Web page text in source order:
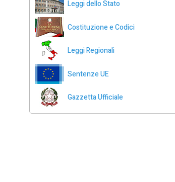
Leggi dello Stato
Costituzione e Codici
Leggi Regionali
Sentenze UE
Gazzetta Ufficiale